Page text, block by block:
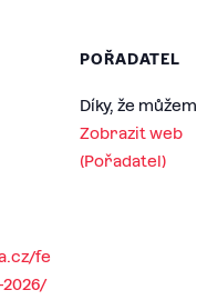
fe
POŘADATEL
Díky, že můžem
Zobrazit web
(Pořadatel)